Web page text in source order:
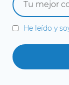
He leído y